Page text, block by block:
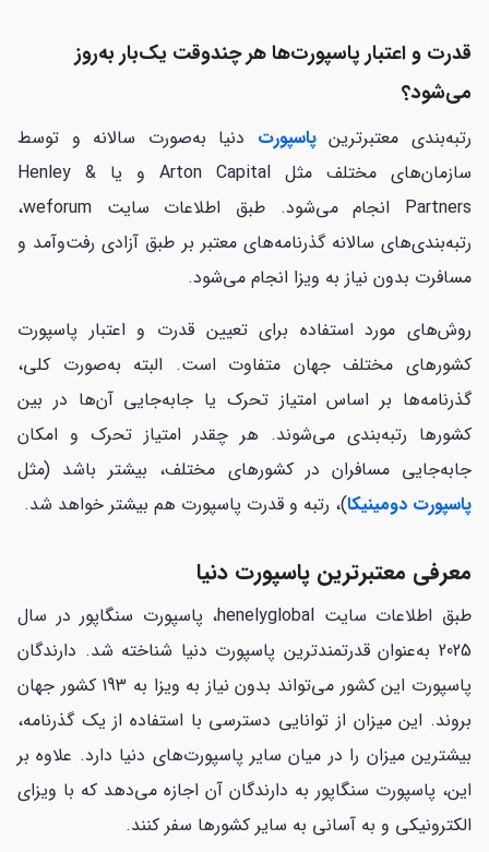
قدرت و اعتبار پاسپورت‌ها هر چندوقت یک‌بار به‌روز
می‌شود؟
رتبه‌بندی معتبرترینپاسپورت دنیا به‌صورت سالانه و توسط
سازمان‌های مختلف مثل Arton Capital و یا Henley &
Partners انجام می‌شود. طبق اطلاعات سایت weforum،
رتبه‌بندی‌های سالانه گذرنامه‌های معتبر بر طبق آزادی رفت‌وآمد و
مسافرت بدون نیاز به ویزا انجام می‌شود.
روش‌های مورد استفاده برای تعیین قدرت و اعتبار پاسپورت
کشورهای مختلف جهان متفاوت است. البته به‌صورت کلی،
گذرنامه‌ها بر اساس امتیاز تحرک یا جابه‌جایی آن‌ها در بین
کشورها رتبه‌بندی می‌شوند. هر چقدر امتیاز تحرک و امکان
جابه‌جایی مسافران در کشورهای مختلف، بیشتر باشد (مثل
پاسپورت دومینیکا)، رتبه و قدرت پاسپورت هم بیشتر خواهد شد.
معرفی معتبرترین پاسپورت دنیا
طبق اطلاعات سایت henelyglobal، پاسپورت سنگاپور در سال
2025 به‌عنوان قدرتمندترین پاسپورت دنیا شناخته شد. دارندگان
پاسپورت این کشور می‌تواند بدون نیاز به ویزا به 193 کشور جهان
بروند. این میزان از توانایی دسترسی با استفاده از یک گذرنامه،
بیشترین میزان را در میان سایر پاسپورت‌های دنیا دارد. علاوه بر
این، پاسپورت سنگاپور به دارندگان آن اجازه می‌دهد که با ویزای
الکترونیکی و به آسانی به سایر کشورها سفر کنند.